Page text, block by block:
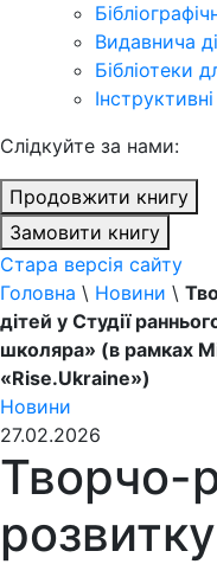
Видавнича
Бібліотеки
Cлідкуйте за нами:
Продовжити книгу
Замовити книгу
Стара версія сайту
Головна \ Новини \
дітей у Студії
школяра» (в рамках
«Rise.Ukraine»)
Новини
27.02.2026
Творчо-